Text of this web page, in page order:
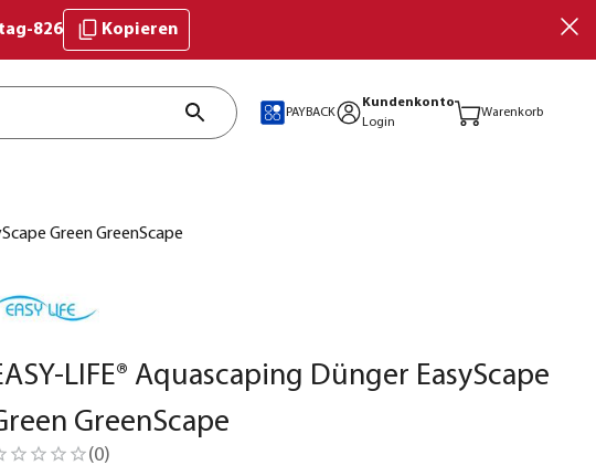
826 Kopieren
PAYBACK
Kundenkonto
Login
Warenkorb
Green GreenScape
LIFE® Aquascaping Dünger EasyScape
GreenScape
(0)